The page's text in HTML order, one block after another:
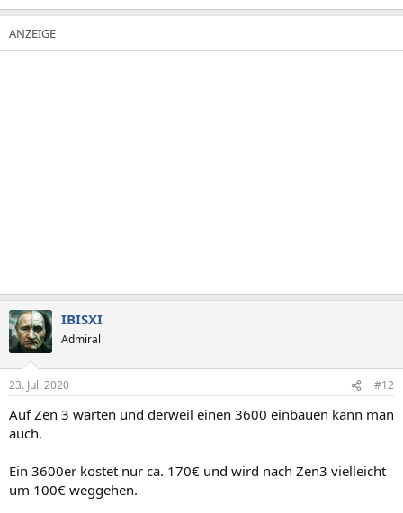
IBISXI
Admiral
23. Juli 2020 #12
Auf Zen 3 warten und derweil einen 3600 einbauen kann man
auch.
Ein 3600er kostet nur ca. 170€ und wird nach Zen3 vielleicht
um 100€ weggehen.